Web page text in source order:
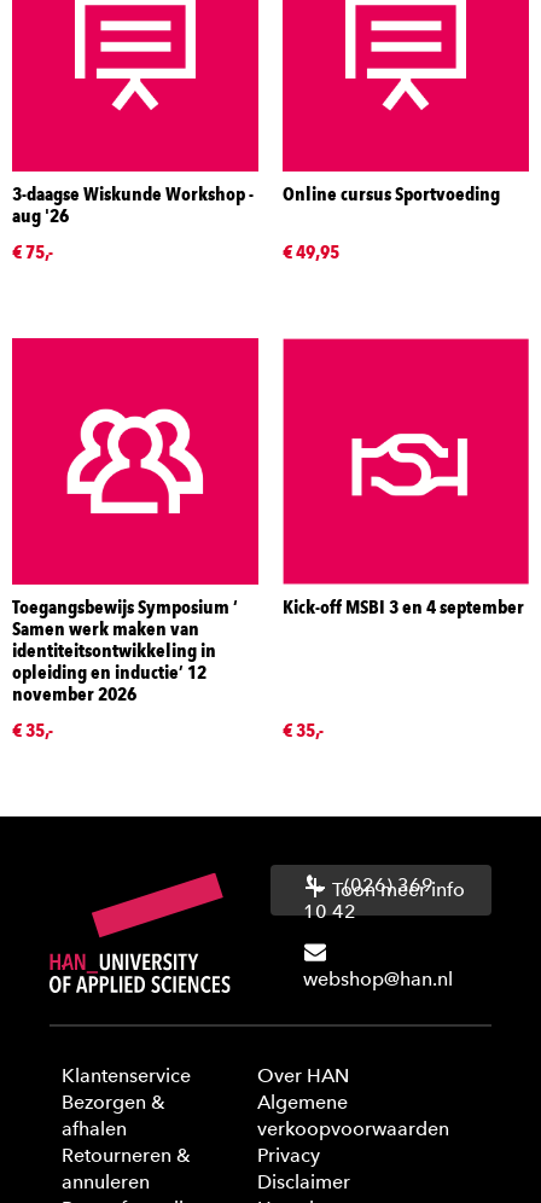
3-daagse Wiskunde Workshop -
aug '26
€ 75,-
Online cursus Sportvoeding
€ 49,95
Toegangsbewijs Symposium ‘
Samen werk maken van
identiteitsontwikkeling in
opleiding en inductie’ 12
november 2026
€ 35,-
Kick-off MSBI 3 en 4 september
€ 35,-
(026) 369
10 42
webshop@han.nl
Toon meer info
Klantenservice
Bezorgen &
afhalen
Retourneren &
annuleren
Over HAN
Algemene
verkoopvoorwaarden
Privacy
Disclaimer